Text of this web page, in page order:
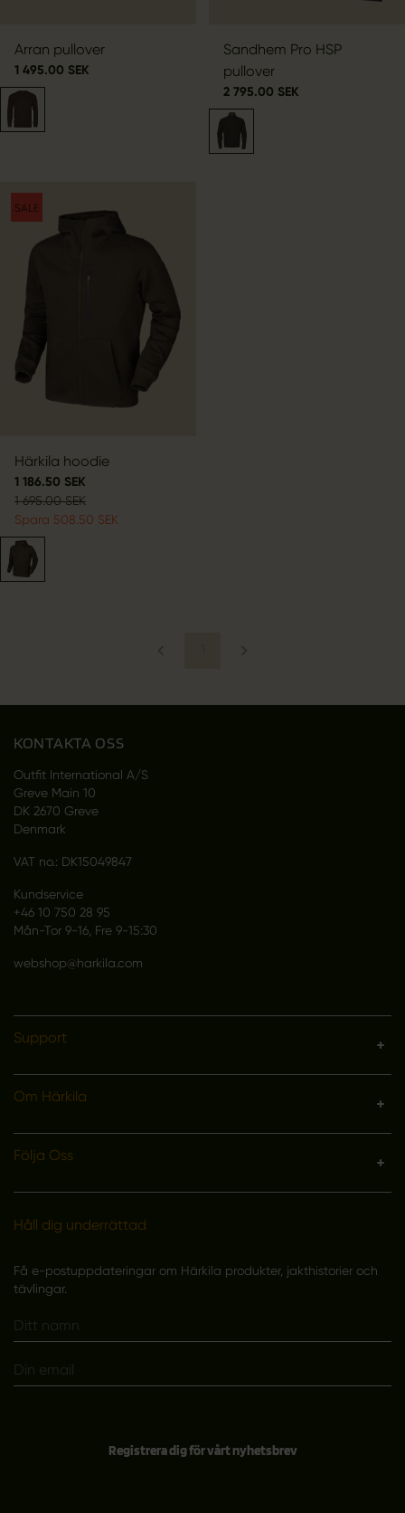
Arran pullover
1 495.00 SEK
Sandhem Pro HSP
pullover
2 795.00 SEK
SALE
Härkila hoodie
1 186.50 SEK
1 695.00 SEK
Spara 508.50 SEK
KONTAKTA OSS
Outfit International A/S
Greve Main 10
DK 2670 Greve
Denmark
VAT no.: DK15049847
Kundservice
+46 10 750 28 95
Mån-Tor 9-16, Fre 9-15:30
webshop@harkila.com
Support
Om Härkila
Följa Oss
Håll dig underrättad
Få e-postuppdateringar om Härkila produkter, jakthistorier och
tävlingar.
Registrera dig för vårt nyhetsbrev